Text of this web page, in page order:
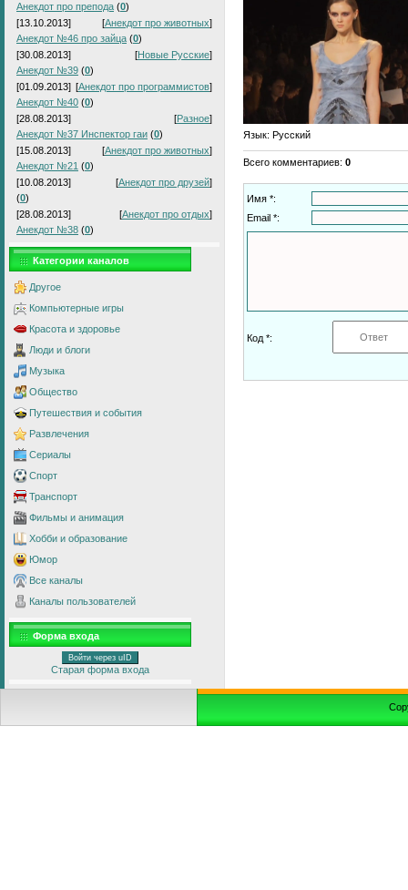
Анекдот про препода (0)
[13.10.2013]
[Анекдот про животных]
Анекдот №46 про зайца (0)
[30.08.2013]
[Новые Русские]
Анекдот №39 (0)
[01.09.2013] [Анекдот про программистов]
Анекдот №40 (0)
[28.08.2013]
[Разное]
Анекдот №37 Инспектор гаи (0)
[15.08.2013]
[Анекдот про животных]
Анекдот №21 (0)
[10.08.2013]
[Анекдот про друзей]
(0)
[28.08.2013]
[Анекдот про отдых]
Анекдот №38 (0)
Категории каналов
Другое
Компьютерные игры
Красота и здоровье
Люди и блоги
Музыка
Общество
Путешествия и события
Развлечения
Сериалы
Спорт
Транспорт
Фильмы и анимация
Хобби и образование
Юмор
Все каналы
Каналы пользователей
Форма входа
Войти через uID
Старая форма входа
Язык: Русский
Всего комментариев: 0
Имя *:
Email *:
Код *: